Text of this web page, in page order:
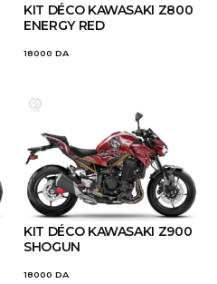
KIT DÉCO KAWASAKI Z800
ENERGY RED
18000 DA
KIT DÉCO KAWASAKI Z900
SHOGUN
18000 DA